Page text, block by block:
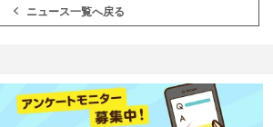
ニュース一覧へ戻る